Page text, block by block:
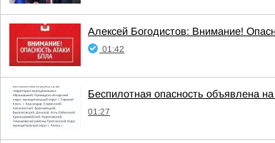
Алексей Богодистов: Внимание!
01:42
Беспилотная опасность объявлена
01:27